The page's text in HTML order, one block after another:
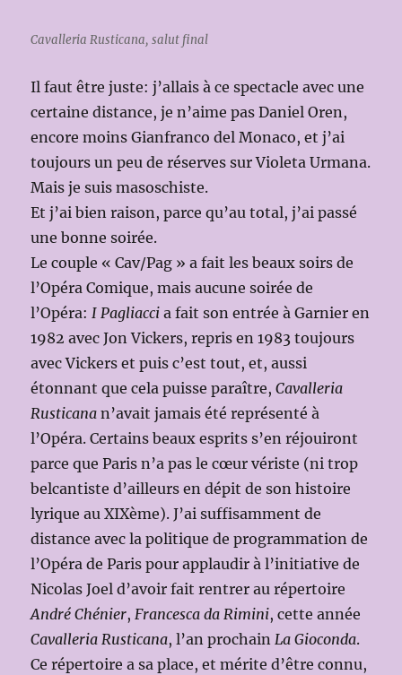
Cavalleria Rusticana, salut final
Il faut être juste: j’allais à ce spectacle avec une
certaine distance, je n’aime pas Daniel Oren,
encore moins Gianfranco del Monaco, et j’ai
toujours un peu de réserves sur Violeta Urmana.
Mais je suis masoschiste.
Et j’ai bien raison, parce qu’au total, j’ai passé
une bonne soirée.
Le couple « Cav/Pag » a fait les beaux soirs de
l’Opéra Comique, mais aucune soirée de
l’Opéra:I Pagliacci a fait son entrée à Garnier en
1982 avec Jon Vickers, repris en 1983 toujours
avec Vickers et puis c’est tout, et, aussi
étonnant que cela puisse paraître,Cavalleria
Rusticana n’avait jamais été représenté à
l’Opéra. Certains beaux esprits s’en réjouiront
parce que Paris n’a pas le cœur vériste (ni trop
belcantiste d’ailleurs en dépit de son histoire
lyrique au XIXème). J’ai suffisamment de
distance avec la politique de programmation de
l’Opéra de Paris pour applaudir à l’initiative de
Nicolas Joel d’avoir fait rentrer au répertoire
André Chénier,Francesca da Rimini, cette année
Cavalleria Rusticana, l’an prochainLa Gioconda.
Ce répertoire a sa place, et mérite d’être connu,